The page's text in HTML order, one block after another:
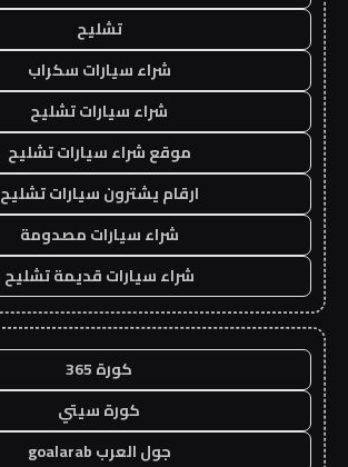
تشليح
شراء سيارات سكراب
شراء سيارات تشليح
موقع شراء سيارات تشليح
ارقام يشترون سيارات تشليح
شراء سيارات مصدومة
شراء سيارات قديمة تشليح
كورة 365
كورة سيتي
جول العرب goalarab